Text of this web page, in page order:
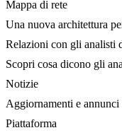
Mappa di rete
Una nuova architettura
Relazioni con gli analisti
Scopri cosa dicono gli
Notizie
Aggiornamenti e annunci
Piattaforma